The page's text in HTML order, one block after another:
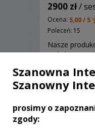
2900 zł/
Ocena: 5,00 / 5
Poleceń: 15
Nasze
unikalnym
kompozycją
ujęciu, czy
muzyką.
Szanowna
Szanowny
prosimy o
zgody: